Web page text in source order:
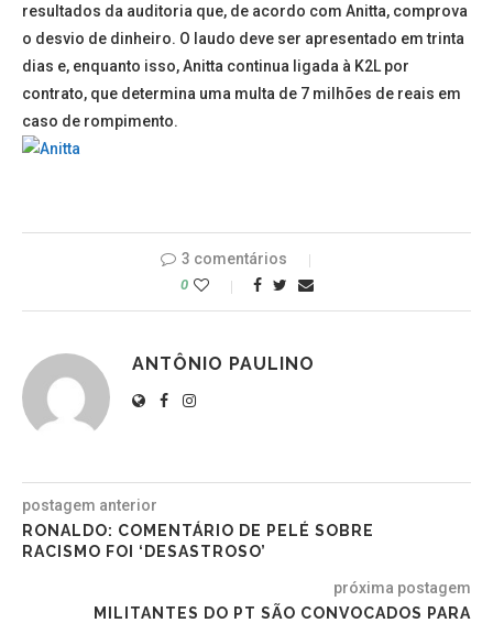
resultados da auditoria que, de acordo com Anitta, comprova
o desvio de dinheiro. O laudo deve ser apresentado em trinta
dias e, enquanto isso, Anitta continua ligada à K2L por
contrato, que determina uma multa de 7 milhões de reais em
caso de rompimento.
3 comentários
0
ANTÔNIO PAULINO
postagem anterior
RONALDO: COMENTÁRIO DE PELÉ SOBRE
RACISMO FOI ‘DESASTROSO’
próxima postagem
MILITANTES DO PT SÃO CONVOCADOS PARA